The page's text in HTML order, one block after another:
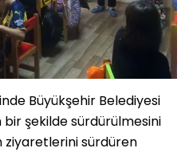
Büyükşehir Belediyesi
şekilde sürdürülmesini
ziyaretlerini sürdüren